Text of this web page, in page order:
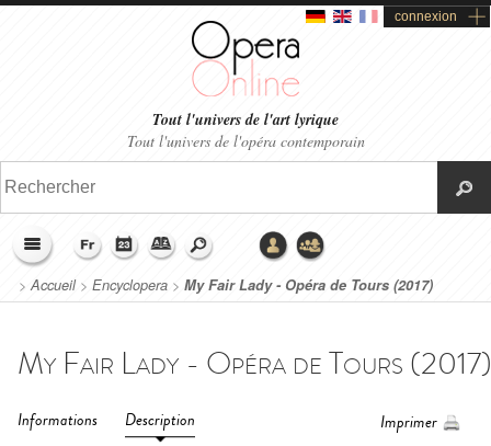
connexion
Tout l'univers de l'art lyrique
Tout l'univers de l'opéra contemporain
>Accueil> Encyclopera > My Fair Lady - Opéra de Tours (2017)
Informations Description Imprimer